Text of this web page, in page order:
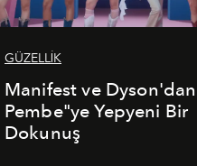
GÜZELLİK
Manifest ve
Pembe"ye Yepyeni Bir
Dokunuş